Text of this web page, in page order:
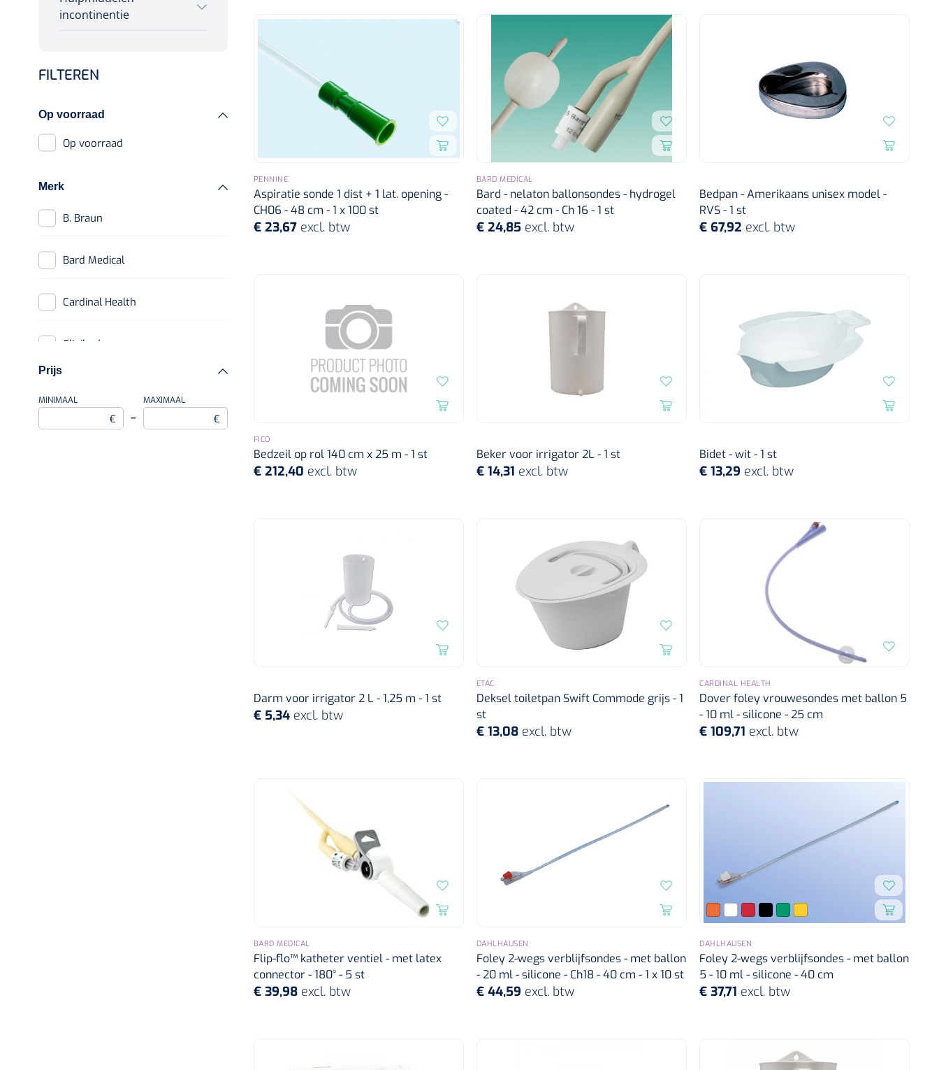
Incontinentiezorg
Injectiemateriaal
Instrumenten
Vrouwensondes
Rectalesondes
Toebehoren
Hydrogel gecoate
sondes
incontinentie
Incontinentiebroekjes
Matrasbeschermers
Urinezakken &
Spoelingen
Bedpannen &
FILTEREN
Op voorraad
Op voorraad
Merk
B. Braun
Bard Medical
Cardinal Health
Clinibed
Comed
Prijs
MINIMAAL
€ –
MAXIMAAL
€
PENNINE
Aspiratie sonde 1 dist + 1 lat. opening -
CH06 - 48 cm - 1 x 100 st
€ 23,67 excl. btw
BARD MEDICAL
Bard - nelaton ballonsondes - hydrogel
coated - 42 cm - Ch 16 - 1 st
€ 24,85 excl. btw
Bedpan - Amerikaans unisex model -
RVS - 1 st
€ 67,92 excl. btw
FICO
Bedzeil op rol 140 cm x 25 m - 1 st
€ 212,40 excl. btw
Beker voor irrigator 2L - 1 st
€ 14,31 excl. btw
Bidet - wit - 1 st
€ 13,29 excl. btw
Darm voor irrigator 2 L - 1,25 m - 1 st
€ 5,34 excl. btw
ETAC
Deksel toiletpan Swift Commode grijs - 1
st
€ 13,08 excl. btw
CARDINAL HEALTH
Dover foley vrouwesondes met ballon 5
- 10 ml - silicone - 25 cm
€ 109,71 excl. btw
BARD MEDICAL
Flip-flo™ katheter ventiel - met latex
connector - 180° - 5 st
€ 39,98 excl. btw
DAHLHAUSEN
Foley 2-wegs verblijfsondes - met ballon
- 20 ml - silicone - Ch18 - 40 cm - 1 x 10 st
€ 44,59 excl. btw
DAHLHAUSEN
Foley 2-wegs verblijfsondes - met ballon
5 - 10 ml - silicone - 40 cm
€ 37,71 excl. btw